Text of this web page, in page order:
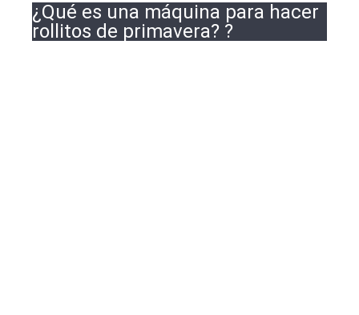
¿Qué es una máquina para hacer
rollitos de primavera? ?